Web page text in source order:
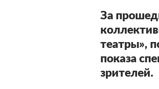
За
театры»,
показа
зрителей.